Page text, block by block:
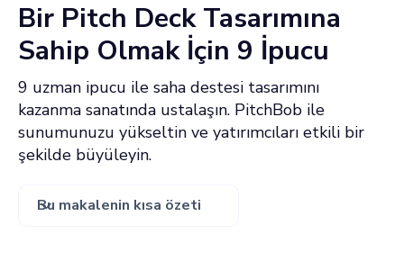
Bir Pitch Deck Tasarımına
Sahip Olmak İçin 9 İpucu
9 uzman ipucu ile saha destesi tasarımını
kazanma sanatında ustalaşın. PitchBob ile
sunumunuzu yükseltin ve yatırımcıları etkili bir
şekilde büyüleyin.
Bu makalenin kısa özeti